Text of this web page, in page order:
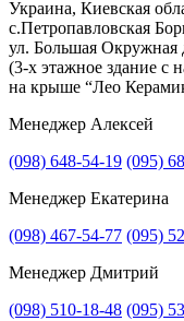
Получить консультацию
Украина, Киевская
с.Петропавловская
ул. Большая Окружная
(3-х этажное здание с
на крыше “Лео
Менеджер Алексей
(098) 648-54-19 (095)
Менеджер Екатерина
(098) 467-54-77 (095)
Менеджер Дмитрий
(098) 510-18-48 (095)